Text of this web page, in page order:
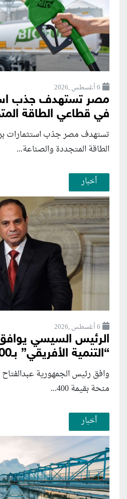
6 أغسطس ,2026
مصر تستهدف جذب
في قطاعي الطاقة
تستهدف مصر جذب استثمارات
الطاقة المتجددة والصناعة...
أخبار
6 أغسطس ,2026
الرئيس السيسي
“التنمية الأفريقي” بـ400...
وافق رئيس الجمهورية
منحة بقيمة 400...
أخبار